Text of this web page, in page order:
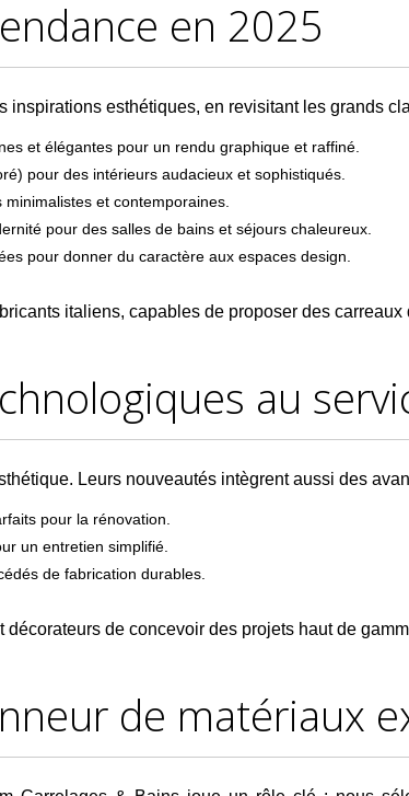
en 2025
inspirations esthétiques, en revisitant les grands
et élégantes pour un rendu graphique et raffiné.
pour des intérieurs audacieux et sophistiqués.
minimalistes et contemporaines.
pour des salles de bains et séjours chaleureux.
pour donner du caractère aux espaces design.
italiens, capables de proposer des
au
Leurs nouveautés intègrent aussi des
pour la rénovation.
un entretien simplifié.
de fabrication durables.
de concevoir des projets haut de
de matériaux